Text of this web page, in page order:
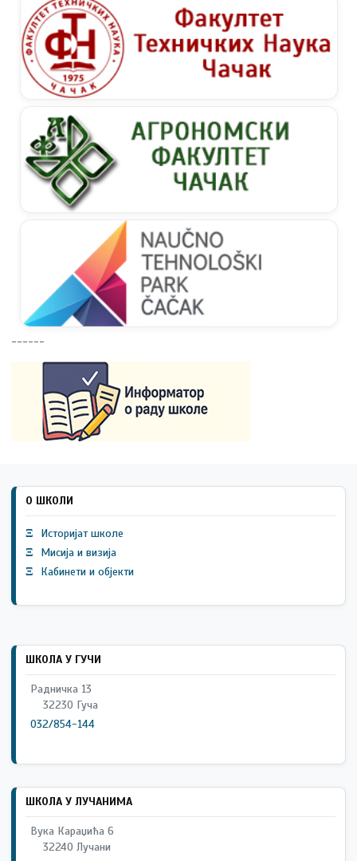
------
О ШКОЛИ
Ξ
Историјат школе
Ξ
Мисија и визија
Ξ
Кабинети и објекти
ШКОЛА У ГУЧИ
Радничка 13
32230 Гуча
032/854-144
ШКОЛА У ЛУЧАНИМА
Вука Караџића 6
32240 Лучани